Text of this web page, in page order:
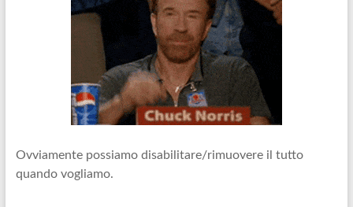
Ovviamente possiamo disabilitare/rimuovere il tutto
quando vogliamo.